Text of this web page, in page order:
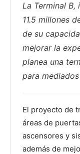
La Terminal B,
11.5 millones
de su
mejorar la
planea una
para
El proyecto de
áreas de
ascensores y
además de